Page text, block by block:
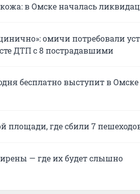
в Омске началась
омичи потребовали
ДТП с 8 пострадавшими
бесплатно выступит в
площади, где сбили 7
— где их будет слышно